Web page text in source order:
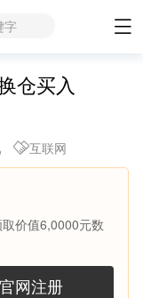
字
仓买入
互联网
价值6,0000元数
官网注册